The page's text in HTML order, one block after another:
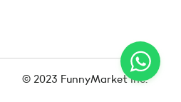
© 2023 FunnyMarket Inc.